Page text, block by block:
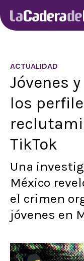
ACTUALIDAD
Jóvenes
los
TikTok
Una
México
el crimen
jóvenes en